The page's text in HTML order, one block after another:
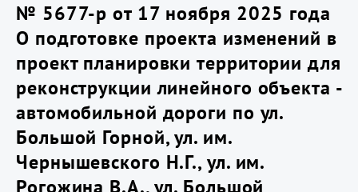
№ 5677-р от 17 ноября 2025 года
О подготовке проекта изменений в
проект планировки территории для
реконструкции линейного объекта -
автомобильной дороги по ул.
Большой Горной, ул. им.
Чернышевского Н.Г., ул. им.
Рогожина В.А., ул. Большой